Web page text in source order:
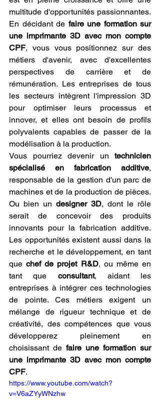
multitude d'opportunités passionnantes.
En décidant de faire une formation sur
une imprimante 3D avec mon compte
CPF, vous vous positionnez sur des
métiers d'avenir, avec d'excellentes
perspectives de carrière et de
rémunération. Les entreprises de tous
les secteurs intègrent l'impression 3D
pour optimiser leurs processus et
innover, et elles ont besoin de profils
polyvalents capables de passer de la
modélisation à la production.
Vous pourriez devenir un technicien
spécialisé en fabrication additive,
responsable de la gestion d'un parc de
machines et de la production de pièces.
Ou bien un designer 3D, dont le rôle
serait de concevoir des produits
innovants pour la fabrication additive.
Les opportunités existent aussi dans la
recherche et le développement, en tant
que chef de projet R&D, ou même en
tant que consultant, aidant les
entreprises à intégrer ces technologies
de pointe. Ces métiers exigent un
mélange de rigueur technique et de
créativité, des compétences que vous
développerez pleinement en
choisissant de faire une formation sur
une imprimante 3D avec mon compte
CPF.
https://www.youtube.com/watch?
v=V6aZYyWNzhw